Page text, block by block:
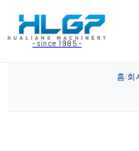
- since 1985 -
홈/회